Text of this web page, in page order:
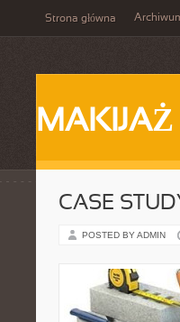
Strona główna
MAKIJAŻ
CASE
POSTED BY ADMIN